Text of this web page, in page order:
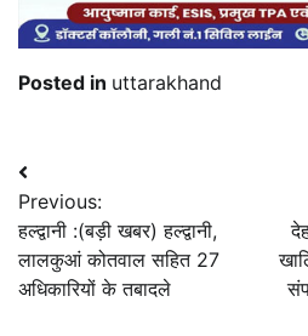
Posted in uttarakhand
Post
navigation
Previous:
हल्द्वानी :(बड़ी खबर) हल्द्वानी,
लालकुआं कोतवाल सहित 27
अधिकारियों के तबादले